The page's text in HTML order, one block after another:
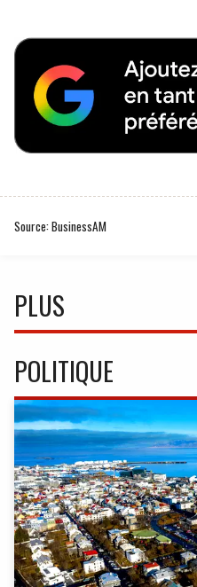
Source: BusinessAM
PLUS
POLITIQUE